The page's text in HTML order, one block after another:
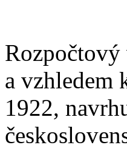
Rozpočtový
a vzhledem
1922,